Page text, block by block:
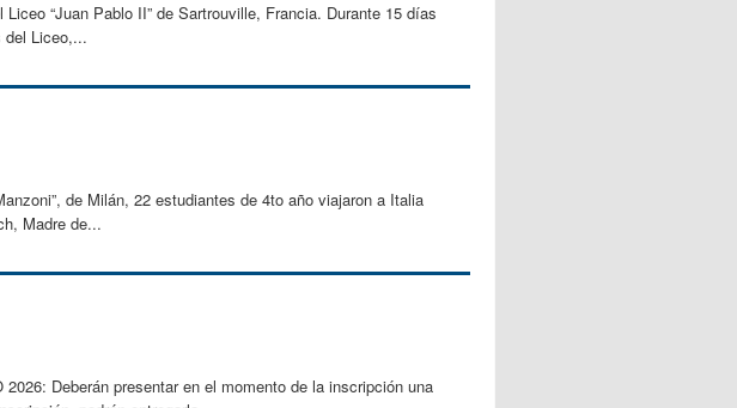
“Juan Pablo II” de Sartrouville, Francia. Durante 15 días
del Liceo,...
de Milán, 22 estudiantes de 4to año viajaron a Italia
Madre de...
Deberán presentar en el momento de la inscripción una